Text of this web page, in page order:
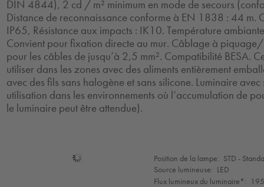
DIN 4844), 2 cd / m² minimum en mode de secours
Distance de reconnaissance conforme à EN 1838 : 44 m.
IP65, Résistance aux impacts : IK10. Température
Convient pour fixation directe au mur. Câblage à
pour les câbles de jusqu’à 2,5 mm². Compatibilité BESA.
utiliser dans les zones avec des aliments entièrement
avec des fils sans halogène et sans silicone. Luminaire
utilisation dans les environnements où l’accumulation de
le luminaire peut être attendue).
Sélection
de
mode
Position de la lampe: STD -
Source lumineuse: LED
Flux lumineux du luminaire*: